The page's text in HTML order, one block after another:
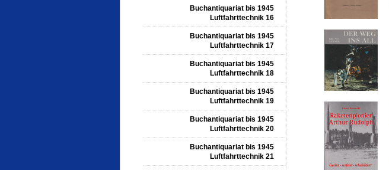
Buchantiquariat bis 1945
Luftfahrttechnik 16
Buchantiquariat bis 1945
Luftfahrttechnik 17
Buchantiquariat bis 1945
Luftfahrttechnik 18
Buchantiquariat bis 1945
Luftfahrttechnik 19
Buchantiquariat bis 1945
Luftfahrttechnik 20
Buchantiquariat bis 1945
Luftfahrttechnik 21